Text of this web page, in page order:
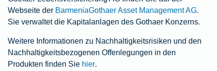
Webseite der BarmeniaGothaer Asset Management AG.
Sie verwaltet die Kapitalanlagen des Gothaer Konzerns.
Weitere Informationen zu Nachhaltigkeitsrisiken und den
Nachhaltigkeitsbezogenen Offenlegungen in den
Produkten finden Sie hier.